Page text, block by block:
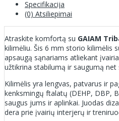
Specifikacija
(0) Atsiliepimai
Atraskite komfortą su GAIAM
kilimėliu. Šis 6 mm storio kilimėlis
apsaugą sąnariams atliekant
užtikrina stabilumą ir saugumą
Kilimėlis yra lengvas, patvarus ir
kenksmingų ftalatų (DEHP, DBP,
saugus jums ir aplinkai. Juodas
dera prie įvairių interjerų ir